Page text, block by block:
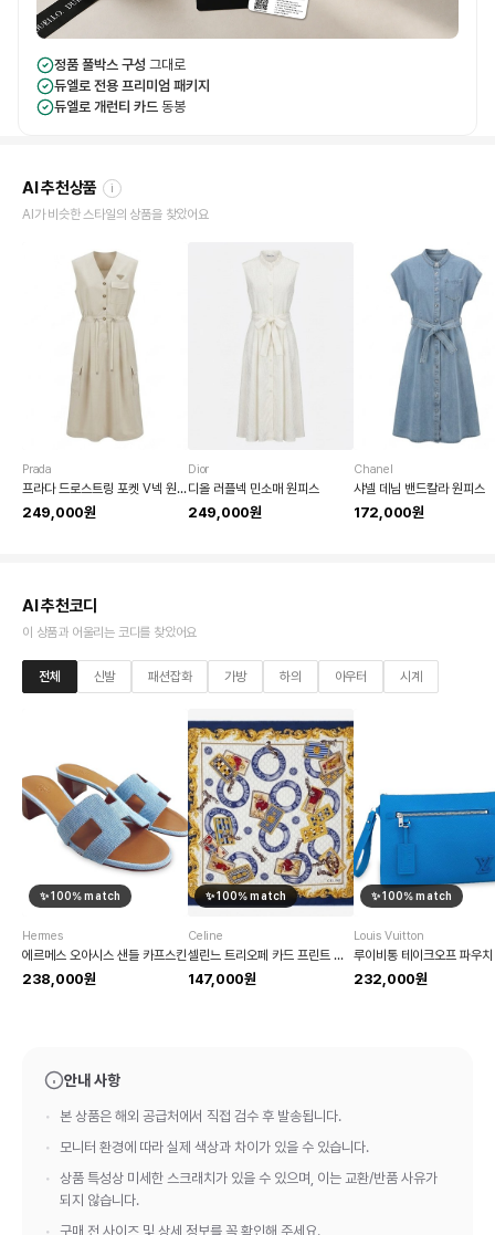
정품 풀박스 구성 그대로
듀엘로 전용 프리미엄 패키지
듀엘로 개런티 카드 동봉
AI 추천상품 i
AI가 비슷한 스타일의 상품을 찾았어요
Prada
프라다 드로스트링 포켓 V넥 원피스
249,000원
Dior
디올 러플넥 민소매 원피스
249,000원
Chanel
샤넬 데님 밴드칼라 원피스
172,000원
AI 추천코디
이 상품과 어울리는 코디를 찾았어요
전체 신발 패션잡화 가방 하의 아우터 시계
✨100% match
Hermes
에르메스 오아시스 샌들 카프스킨
238,000원
✨100% match
Celine
셀린느 트리오페 카드 프린트 실크 스카프
147,000원
✨100% match
Louis Vuitton
루이비통 테이크오프 파우치
232,000원
안내 사항
본 상품은 해외 공급처에서 직접 검수 후 발송됩니다.
모니터 환경에 따라 실제 색상과 차이가 있을 수 있습니다.
상품 특성상 미세한 스크래치가 있을 수 있으며, 이는 교환/반품 사유가
되지 않습니다.
구매 전 사이즈 및 상세 정보를 꼭 확인해 주세요.